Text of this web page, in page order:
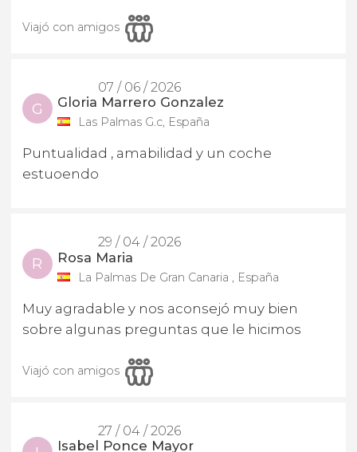
Viajó con amigos
07 / 06 / 2026
G Gloria Marrero Gonzalez
Las Palmas G.c, España
Puntualidad , amabilidad y un coche
estuoendo
29 / 04 / 2026
R Rosa Maria
La Palmas De Gran Canaria , España
Muy agradable y nos aconsejó muy bien
sobre algunas preguntas que le hicimos
Viajó con amigos
27 / 04 / 2026
Isabel Ponce Mayor